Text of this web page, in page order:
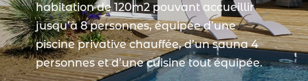
habitation de 120m2 pouvant accueillir
jusqu’à 8 personnes, équipée d’une
piscine privative chauffée, d’un sauna 4
personnes et d’une cuisine tout équipée.